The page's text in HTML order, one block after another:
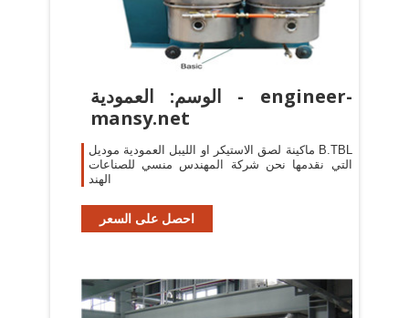
الوسم: العمودية - engineer-
mansy.net
ماكينة لصق الاستيكر او الليبل العمودية موديل B.TBL
التي نقدمها نحن شركة المهندس منسي للصناعات
الهند
احصل على السعر